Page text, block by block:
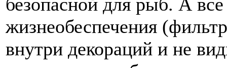
жизнеобеспечения
внутри декораций и не